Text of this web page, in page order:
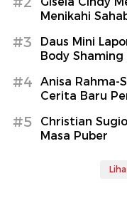
Menikahi
#3
Daus Mini
Body
#4
Anisa Rahma-
Cerita Baru
#5
Christian
Masa Puber